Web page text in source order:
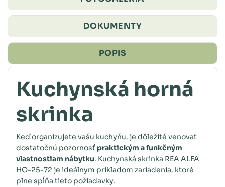
DOKUMENTY
POPIS
Kuchynská horná
skrinka
Keď organizujete vašu kuchyňu, je dôležité venovať
dostatočnú pozornosť praktickým a funkčným
vlastnostiam nábytku. Kuchynská skrinka REA ALFA
HO-25-72 je ideálnym príkladom zariadenia, ktoré
plne spĺňa tieto požiadavky.